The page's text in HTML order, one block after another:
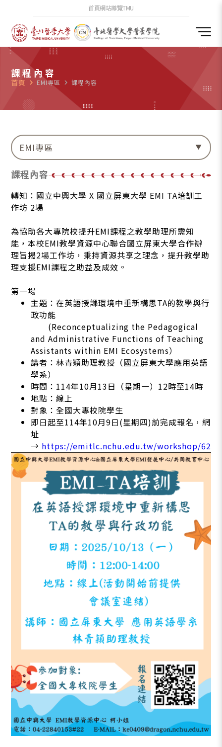
首頁網站導覽TMU
課程內容
首頁 navigate_next EMI專區 navigate_next 課程內容
EMI專區
課程內容
轉知：國立中興大學 X 國立屏東大學 EMI TA培訓工
作坊 2場
為協助各大專院校提升EMI課程之教學助理所需知
能，本校EMI教學資源中心聯合國立屏東大學合作辦
理旨揭2場工作坊，秉持資源共享之理念，提升教學助
理支援EMI課程之助益及成效。
第一場
主題：在英語授課環境中重新構思TA的教學與行
政功能
(Reconceptualizing the Pedagogical
and Administrative Functions of Teaching
Assistants within EMI Ecosystems）
講者：林青穎助理教授（國立屏東大學應用英語
學系）
時間：114年10月13日（星期一）12時至14時
地點：線上
對象：全國大專校院學生
即日起至114年10月9日(星期四)前完成報名，網
址
→ https://emitlc.nchu.edu.tw/workshop/62